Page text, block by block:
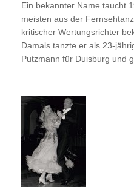
Ein bekannter Name taucht
meisten aus der
kritischer Wertungsrichter
Damals tanzte er als 23-
Putzmann für Duisburg und